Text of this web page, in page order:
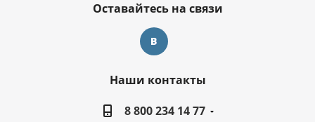
Оставайтесь на связи
Наши контакты
8 800 234 14 77